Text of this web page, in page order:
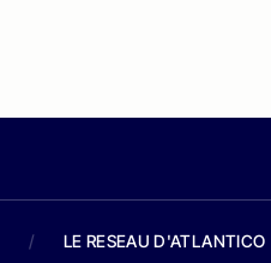
/ LE RESEAU D'ATLANTICO